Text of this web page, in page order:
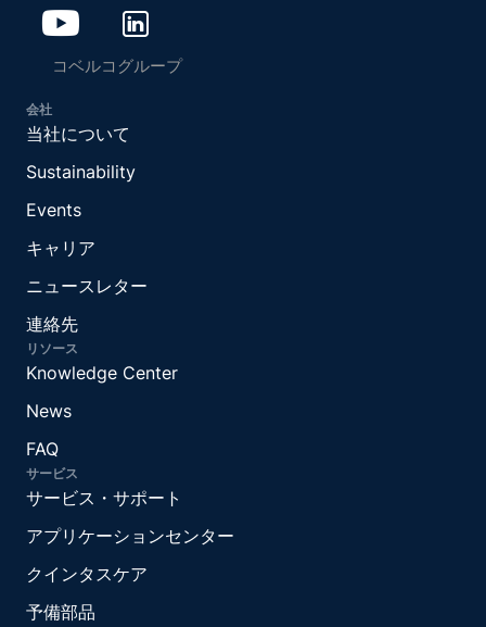
コベルコグループ
会社
当社について
Sustainability
Events
キャリア
ニュースレター
連絡先
リソース
Knowledge Center
News
FAQ
サービス
サービス・サポート
アプリケーションセンター
クインタスケア
予備部品